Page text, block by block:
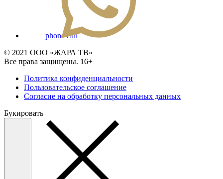
phone call
© 2021 ООО «ЖАРА ТВ»
Все права защищены. 16+
Политика конфиденциальности
Пользовательское соглашение
Согласие на обработку персональных данных
Букировать